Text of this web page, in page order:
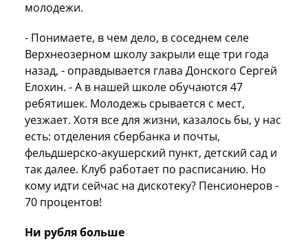
молодежи.
- Понимаете, в чем дело, в соседнем селе
Верхнеозерном школу закрыли еще три года
назад, - оправдывается глава Донского Сергей
Елохин. - А в нашей школе обучаются 47
ребятишек. Молодежь срывается с мест,
уезжает. Хотя все для жизни, казалось бы, у нас
есть: отделения сбербанка и почты,
фельдшерско-акушерский пункт, детский сад и
так далее. Клуб работает по расписанию. Но
кому идти сейчас на дискотеку? Пенсионеров -
70 процентов!
Ни рубля больше